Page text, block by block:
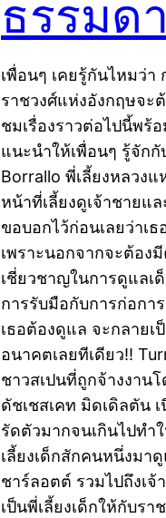
ธรรมดา
เพื่อนๆ เคยรู้กันไหมว่า
ราชวงศ์แห่งอังกฤษจะ
ชมเรื่องราวต่อไปนี้พร้
แนะนำให้เพื่อนๆ รู้จักกั
Borrallo พี่เลี้ยงหลวง
หน้าที่เลี้ยงดูเจ้าชาย
ขอบอกไว้ก่อนเลยว่าเ
เพราะนอกจากจะต้อง
เชี่ยวชาญในการดูแลเ
การรับมือกับการก่อกา
เธอต้องดูแล จะกลาย
อนาคตเลยทีเดียว!!
ชาวสเปนที่ถูกจ้างงาน
ดัชเชสเคท มิดเดิลตัน
รัดตัวมากจนเกินไปทำ
เลี้ยงเด็กสักคนหนึ่งมา
ชาร์ลอตต์ รวมไปถึงเ
เป็นพี่เลี้ยงเด็กให้กับรา